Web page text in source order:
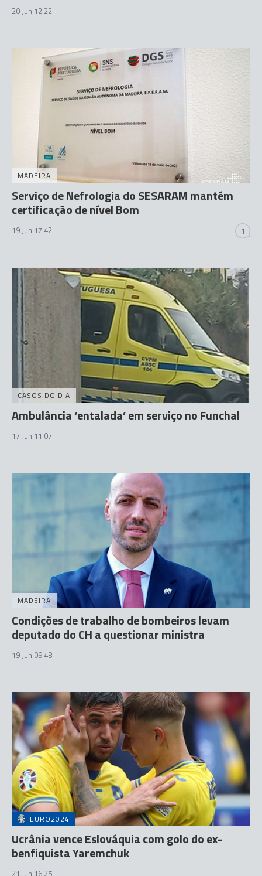
20 Jun 12:22
MADEIRA
Serviço de Nefrologia do SESARAM mantém
certificação de nível Bom
19 Jun 17:42 1
CASOS DO DIA
Ambulância ‘entalada’ em serviço no Funchal
17 Jun 11:07
MADEIRA
Condições de trabalho de bombeiros levam
deputado do CH a questionar ministra
19 Jun 09:48
EURO2024
Ucrânia vence Eslováquia com golo do ex-
benfiquista Yaremchuk
21 Jun 16:25